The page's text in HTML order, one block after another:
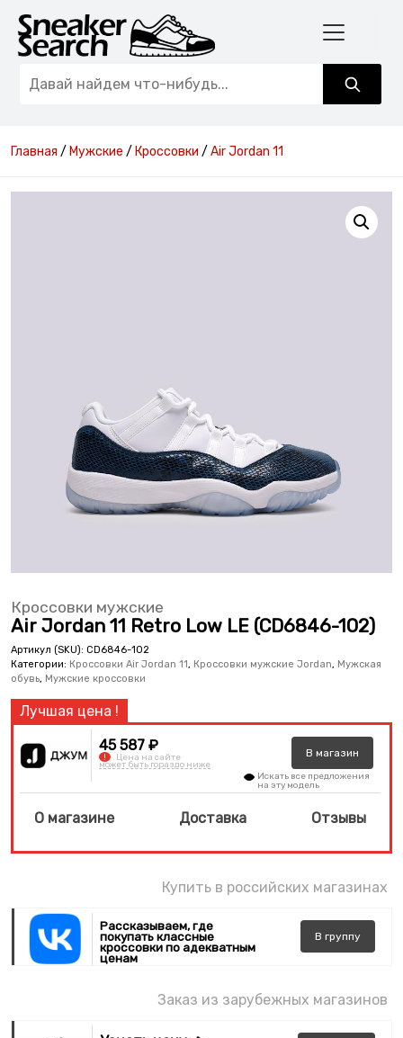
Главная / Мужские / Кроссовки / Air Jordan 11
Кроссовки мужские
Air Jordan 11 Retro Low LE (CD6846-102)
Артикул (SKU): CD6846-102
Категории: Кроссовки Air Jordan 11, Кроссовки мужские Jordan, Мужская
обувь, Мужские кроссовки
45 587 ₽
! Цена на сайте
может быть гораздо ниже
В магазин
Искать все предложения
на эту модель
О магазине Доставка Отзывы
Купить в российских магазинах
Рассказываем, где
покупать классные
кроссовки по адекватным
ценам
В группу
Заказ из зарубежных магазинов